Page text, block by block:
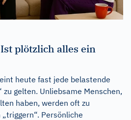
plötzlich alles ein
heute fast jede belastende
zu gelten. Unliebsame Menschen,
haben, werden oft zu
Persönliche